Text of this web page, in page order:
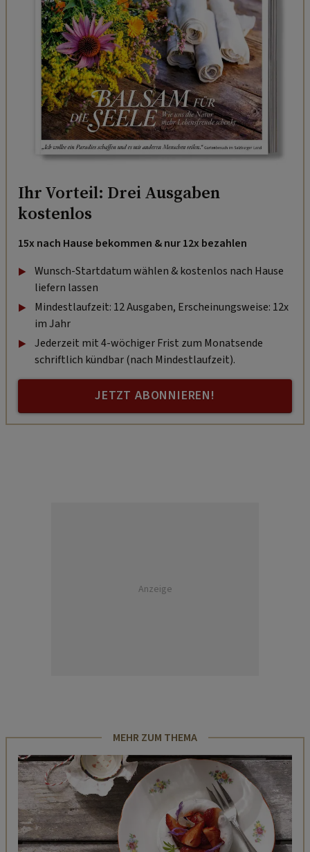
Ihr Vorteil: Drei Ausgaben
kostenlos
15x nach Hause bekommen & nur 12x bezahlen
Wunsch-Startdatum wählen & kostenlos nach Hause
liefern lassen
Mindestlaufzeit: 12 Ausgaben, Erscheinungsweise: 12x
im Jahr
Jederzeit mit 4-wöchiger Frist zum Monatsende
schriftlich kündbar (nach Mindestlaufzeit).
JETZT ABONNIEREN!
Anzeige
MEHR ZUM THEMA